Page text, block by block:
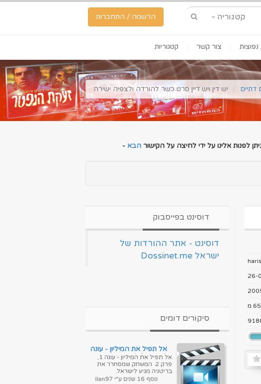
הרשמה / התחברות קטגוריה
צור קשר קטגוריות
דתיים יש דין ויש דיין סרט כשר להורדה ולצפיה ישירה
לפנות אלינו על ידי לחיצה על הקישור הבא -
26-
מ
דוסינט בפייסבוק
‏דוסינט - אתר ההורדות של
ישראל Dossinet.me‏
סיקורים דומים
אל תפיל את המיליון - עונה
1, פרק 2 & צפייה ישירה
אל תפיל את המיליון - עונה 1,
פרק 2 המשחק שמסחרר את
בריטניה מגיע לישראל.
המשחק מבוסס על פורמט
נוסף 16 שנים ע"י ilan97